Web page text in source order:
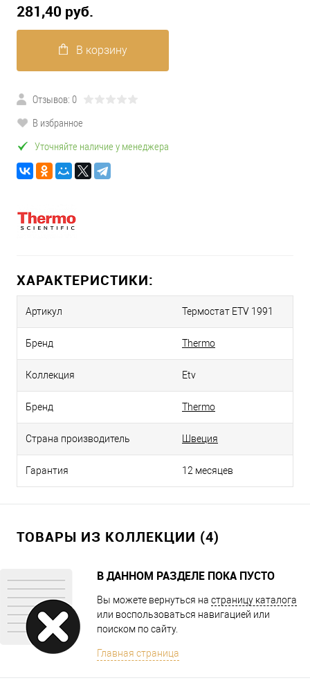
281,40 pуб.
В корзину
Отзывов: 0
В избранное
Уточняйте наличие у менеджера
ХАРАКТЕРИСТИКИ:
Артикул Термостат ETV 1991
Бренд Thermo
Коллекция Etv
Бренд Thermo
Страна производитель Швеция
Гарантия 12 месяцев
ТОВАРЫ ИЗ КОЛЛЕКЦИИ (4)
В ДАННОМ РАЗДЕЛЕ ПОКА ПУСТО
Вы можете вернуться на страницу каталога
или воспользоваться навигацией или
поиском по сайту.
Главная страница